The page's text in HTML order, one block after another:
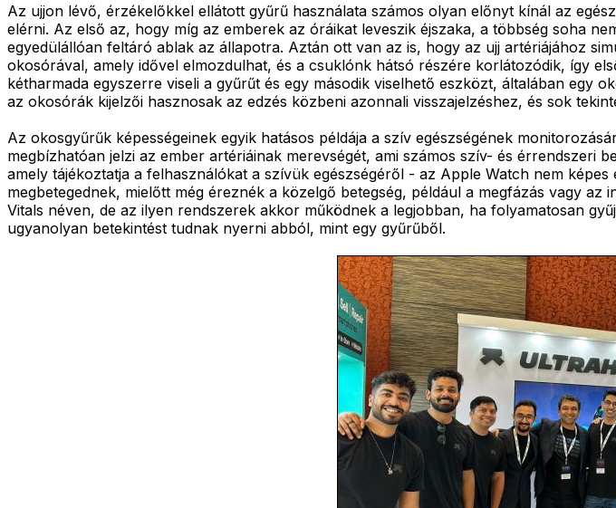
Az ujjon lévő, érzékelőkkel ellátott gyűrű használata számos olyan előnyt kínál az
elérni. Az első az, hogy míg az emberek az óráikat leveszik éjszaka, a többség soha
egyedülállóan feltáró ablak az állapotra. Aztán ott van az is, hogy az ujj artériájához
okosórával, amely idővel elmozdulhat, és a csuklónk hátsó részére korlátozódik, így
kétharmada egyszerre viseli a gyűrűt és egy második viselhető eszközt, általában
az okosórák kijelzői hasznosak az edzés közbeni azonnali visszajelzéshez, és sok
Az okosgyűrűk képességeinek egyik hatásos példája a szív egészségének
megbízhatóan jelzi az ember artériáinak merevségét, ami számos szív- és érrendszeri
amely tájékoztatja a felhasználókat a szívük egészségéről - az Apple Watch nem
megbetegednek, mielőtt még éreznék a közelgő betegség, például a megfázás vagy
Vitals néven, de az ilyen rendszerek akkor működnek a legjobban, ha folyamatosan
ugyanolyan betekintést tudnak nyerni abból, mint egy gyűrűből.